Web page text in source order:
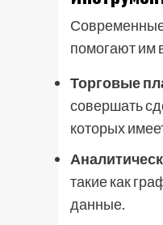
Современные
помогают им
Торговые
совершать
которых
такие как
данные.